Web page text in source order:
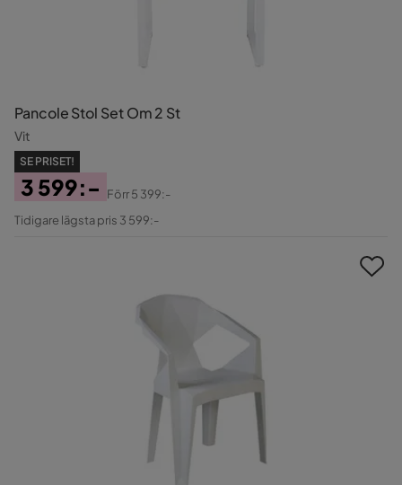
Pancole Stol Set Om 2 St
Vit
SE PRISET!
Pris
3 599:-
Original
Förr5 399:-
Tidigare lägsta pris 3 599:-